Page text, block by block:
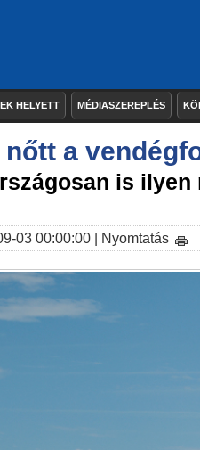
HELYETT MÉDIASZEREPLÉS
nőtt a
is ilyen
03 00:00:00 | Nyomtatás